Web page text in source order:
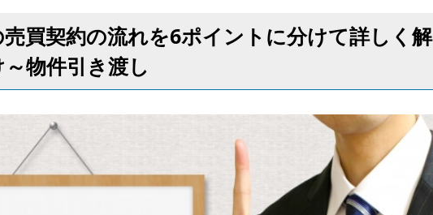
買契約の流れを6ポイントに分けて詳しく解
物件引き渡し